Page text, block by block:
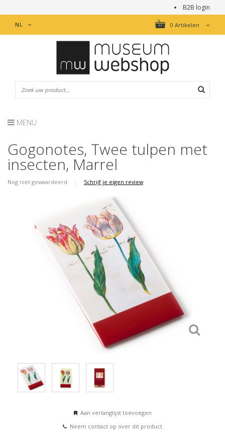
B2B login
0 Artikelen
NL
MENU
Gogonotes, Twee tulpen met
insecten, Marrel
Nog niet gewaardeerd | Schrijf je eigen review
Aan verlanglijst toevoegen
Neem contact op over dit product